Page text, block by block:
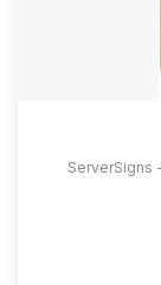
ServerSigns